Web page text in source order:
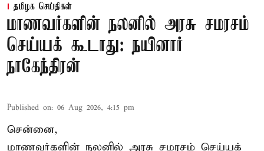
தமிழக செய்திகள்
மாணவர்களின் நலனில் அரசு சமரசம்
செய்யக் கூடாது: நயினார்
நாகேந்திரன்
Published on: 06 Aug 2026, 4:15 pm
சென்னை,
மாணவர்களின் நலனில் அரசு சமரசம் செய்யக்